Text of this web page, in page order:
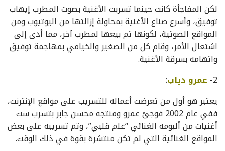
لكن المفاجأة كانت حينما تسربت الأغنية بصوت المطرب إيهاب
توفيق، وأسرع صناع الأغنية بمحاولة إزالتها من اليوتيوب ومن
المواقع الصوتية، لكونها تم بيعها لمطرب آخر، مما أدى إلى
اشتعال الأمر، وقام كل من الصغير والخيامي بمهاجمة توفيق
واتهامه بسرقة الأغنية.
2- عمرو دياب:
يعتبر هو أول من تعرضت أعماله للتسريب على مواقع الإنترنت،
ففي عام 2002 فوجئ عمرو ومنتجه محسن جابر بتسرب ست
أغنيات من ألبومه الغنائي “علم قلبي”، وتم تسريبه على بعض
المواقع الغنائية التي لم تكن منتشرة بقوة في ذلك الوقت.